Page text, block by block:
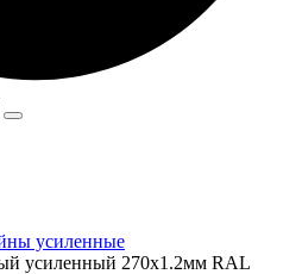
усиленные
усиленный 270х1.2мм RAL